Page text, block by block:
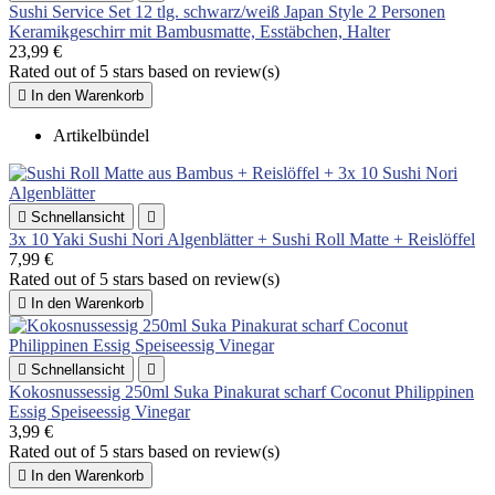
Sushi Service Set 12 tlg. schwarz/weiß Japan Style 2 Personen
Keramikgeschirr mit Bambusmatte, Esstäbchen, Halter
23,99 €
Rated out of 5 stars based on review(s)
 In den Warenkorb
Artikelbündel
 Schnellansicht 
3x 10 Yaki Sushi Nori Algenblätter + Sushi Roll Matte + Reislöffel
7,99 €
Rated out of 5 stars based on review(s)
 In den Warenkorb
 Schnellansicht 
Kokosnussessig 250ml Suka Pinakurat scharf Coconut Philippinen
Essig Speiseessig Vinegar
3,99 €
Rated out of 5 stars based on review(s)
 In den Warenkorb